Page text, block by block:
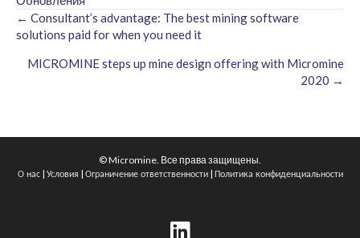
Posts
navigation
← Consultant’s advantage: The best mining software
solutions paid for when you need it
MICROMINE steps up mine design offering with Micromine
2020 →
© Micromine. Все права защищены.
О нас| Условия | Ограничение ответственности| Политика конфиденциальности